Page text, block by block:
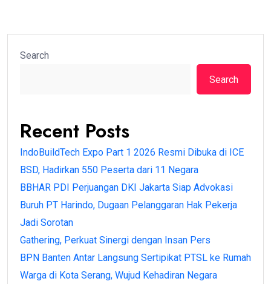
Search
Search
Recent Posts
IndoBuildTech Expo Part 1 2026 Resmi Dibuka di ICE
BSD, Hadirkan 550 Peserta dari 11 Negara
BBHAR PDI Perjuangan DKI Jakarta Siap Advokasi
Buruh PT Harindo, Dugaan Pelanggaran Hak Pekerja
Jadi Sorotan
Gathering, Perkuat Sinergi dengan Insan Pers
BPN Banten Antar Langsung Sertipikat PTSL ke Rumah
Warga di Kota Serang, Wujud Kehadiran Negara